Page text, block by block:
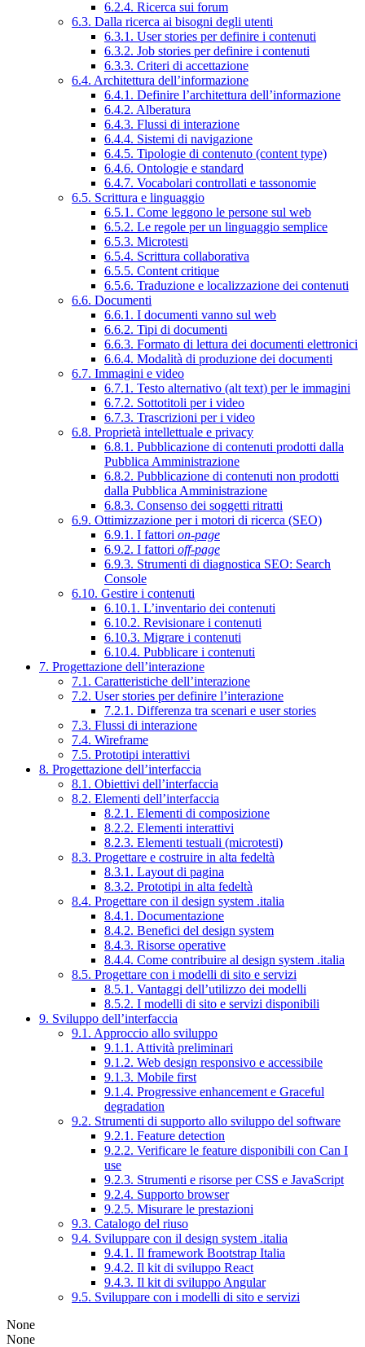
6.2.4. Ricerca sui forum
6.3. Dalla ricerca ai bisogni degli utenti
6.3.1. User stories per definire i contenuti
6.3.2. Job stories per definire i contenuti
6.3.3. Criteri di accettazione
6.4. Architettura dell’informazione
6.4.1. Definire l’architettura dell’informazione
6.4.2. Alberatura
6.4.3. Flussi di interazione
6.4.4. Sistemi di navigazione
6.4.5. Tipologie di contenuto (content type)
6.4.6. Ontologie e standard
6.4.7. Vocabolari controllati e tassonomie
6.5. Scrittura e linguaggio
6.5.1. Come leggono le persone sul web
6.5.2. Le regole per un linguaggio semplice
6.5.3. Microtesti
6.5.4. Scrittura collaborativa
6.5.5. Content critique
6.5.6. Traduzione e localizzazione dei contenuti
6.6. Documenti
6.6.1. I documenti vanno sul web
6.6.2. Tipi di documenti
6.6.3. Formato di lettura dei documenti elettronici
6.6.4. Modalità di produzione dei documenti
6.7. Immagini e video
6.7.1. Testo alternativo (alt text) per le immagini
6.7.2. Sottotitoli per i video
6.7.3. Trascrizioni per i video
6.8. Proprietà intellettuale e privacy
6.8.1. Pubblicazione di contenuti prodotti dalla
Pubblica Amministrazione
6.8.2. Pubblicazione di contenuti non prodotti
dalla Pubblica Amministrazione
6.8.3. Consenso dei soggetti ritratti
6.9. Ottimizzazione per i motori di ricerca (SEO)
6.9.1. I fattori on-page
6.9.2. I fattori off-page
6.9.3. Strumenti di diagnostica SEO: Search
Console
6.10. Gestire i contenuti
6.10.1. L’inventario dei contenuti
6.10.2. Revisionare i contenuti
6.10.3. Migrare i contenuti
6.10.4. Pubblicare i contenuti
7. Progettazione dell’interazione
7.1. Caratteristiche dell’interazione
7.2. User stories per definire l’interazione
7.2.1. Differenza tra scenari e user stories
7.3. Flussi di interazione
7.4. Wireframe
7.5. Prototipi interattivi
8. Progettazione dell’interfaccia
8.1. Obiettivi dell’interfaccia
8.2. Elementi dell’interfaccia
8.2.1. Elementi di composizione
8.2.2. Elementi interattivi
8.2.3. Elementi testuali (microtesti)
8.3. Progettare e costruire in alta fedeltà
8.3.1. Layout di pagina
8.3.2. Prototipi in alta fedeltà
8.4. Progettare con il design system .italia
8.4.1. Documentazione
8.4.2. Benefici del design system
8.4.3. Risorse operative
8.4.4. Come contribuire al design system .italia
8.5. Progettare con i modelli di sito e servizi
8.5.1. Vantaggi dell’utilizzo dei modelli
8.5.2. I modelli di sito e servizi disponibili
9. Sviluppo dell’interfaccia
9.1. Approccio allo sviluppo
9.1.1. Attività preliminari
9.1.2. Web design responsivo e accessibile
9.1.3. Mobile first
9.1.4. Progressive enhancement e Graceful
degradation
9.2. Strumenti di supporto allo sviluppo del software
9.2.1. Feature detection
9.2.2. Verificare le feature disponibili con Can I
use
9.2.3. Strumenti e risorse per CSS e JavaScript
9.2.4. Supporto browser
9.2.5. Misurare le prestazioni
9.3. Catalogo del riuso
9.4. Sviluppare con il design system .italia
9.4.1. Il framework Bootstrap Italia
9.4.2. Il kit di sviluppo React
9.4.3. Il kit di sviluppo Angular
9.5. Sviluppare con i modelli di sito e servizi
None
None